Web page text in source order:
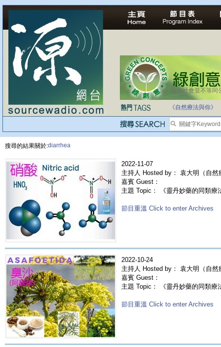
法治社會並不等同
自家教育合法化-
《自然療法與你》
搜尋的結果關於:diarrhea
2022-11-07
主持人 Hosted by： 袁大明（自然
嘉賓 Guest：
主題 Topic： 《靈丹妙藥的同類
節目重溫 Click to enter Archives
2022-10-24
主持人 Hosted by： 袁大明（自然
嘉賓 Guest：
主題 Topic： 《靈丹妙藥的同類
節目重溫 Click to enter Archives